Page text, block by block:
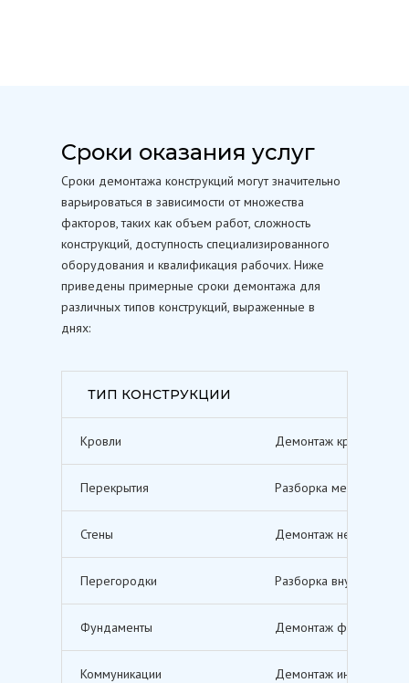
Сроки оказания услуг
Сроки демонтажа конструкций могут значительно
варьироваться в зависимости от множества
факторов, таких как объем работ, сложность
конструкций, доступность специализированного
оборудования и квалификация рабочих. Ниже
приведены примерные сроки демонтажа для
различных типов конструкций, выраженные в
днях:
ТИП КОНСТРУКЦИИ
Кровли Демонтаж кровельных
Перекрытия Разборка межэтажных
Стены Демонтаж несущих и
Перегородки Разборка внутренних
Фундаменты Демонтаж
Коммуникации Демонтаж инженерных